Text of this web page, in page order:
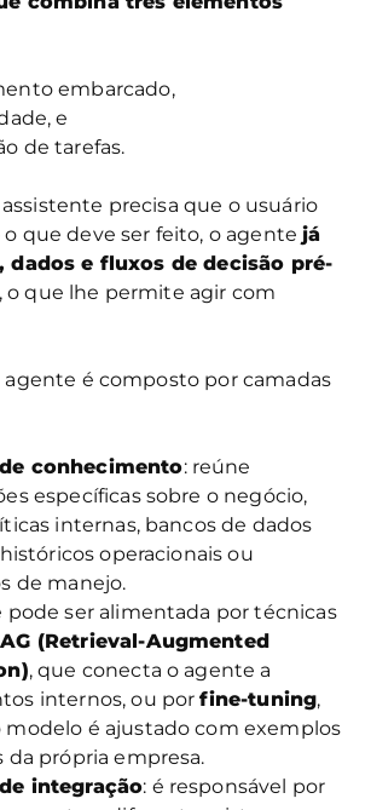
embarcado,
e
de tarefas.
precisa que o usuário
que deve ser feito, o agentejá
dados e fluxos de decisão pré-
o que lhe permite agir com
agente é composto por camadas
conhecimento: reúne
específicas sobre o negócio,
internas, bancos de dados
operacionais ou
de manejo.
pode ser alimentada por técnicas
(Retrieval-Augmented
, que conecta o agente a
internos, ou porfine-tuning,
modelo é ajustado com exemplos
da própria empresa.
integração: é responsável por